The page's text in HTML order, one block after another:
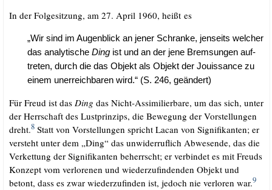
In der Fol­ge­sit­zung, am 27. April 1960, heißt es
„Wir sind im Augen­blick an jener Schran­ke, jen­seits wel­cher
das ana­ly­ti­sche Dingist und an der jene Brem­sun­gen auf­
tre­ten, durch die das Objekt als Objekt der Jouis­sance zu
einem uner­reich­ba­ren wird.“ (S. 246, geändert)
Für Freud ist das Ding das Nicht-Assi­mi­lier­ba­re, um das sich, unter
der Herr­schaft des Lust­prin­zips, die Bewe­gung der Vor­stel­lun­gen
dreht.8Statt von Vor­stel­lun­gen spricht Lacan von Signi­fi­kan­ten; er
ver­steht unter dem „Ding“ das unwi­der­ruf­lich Abwe­sen­de, das die
Ver­ket­tung der Signi­fi­kan­ten beherrscht; er ver­bin­det es mit Freuds
Kon­zept vom ver­lo­re­nen und wie­der­zu­fin­den­den Objekt und
betont, dass es zwar wie­der­zu­fin­den ist, jedoch nie ver­lo­ren war.9